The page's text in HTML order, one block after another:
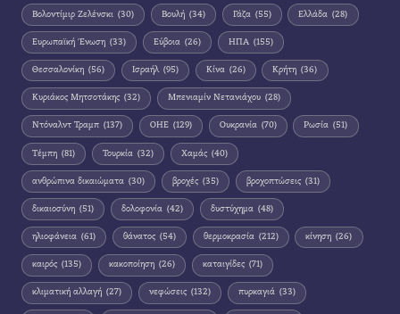
Βολοντίμιρ Ζελένσκι (30) Βουλή (34) Γάζα (55) Ελλάδα (28)
Ευρωπαϊκή Ένωση (33) Εύβοια (26) ΗΠΑ (155)
Θεσσαλονίκη (56) Ισραήλ (95) Κίνα (26) Κρήτη (36)
Κυριάκος Μητσοτάκης (32) Μπενιαμίν Νετανιάχου (28)
Ντόναλντ Τραμπ (137) ΟΗΕ (129) Ουκρανία (70) Ρωσία (51)
Τέμπη (81) Τουρκία (32) Χαμάς (40)
ανθρώπινα δικαιώματα (30) βροχές (35) βροχοπτώσεις (31)
δικαιοσύνη (51) δολοφονία (42) δυστύχημα (48)
ηλιοφάνεια (61) θάνατος (54) θερμοκρασία (212) κίνηση (26)
καιρός (135) κακοποίηση (26) καταιγίδες (71)
κλιματική αλλαγή (27) νεφώσεις (132) πυρκαγιά (33)